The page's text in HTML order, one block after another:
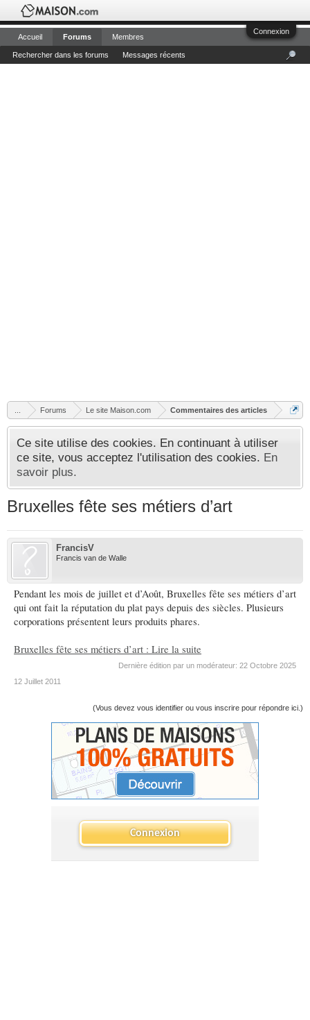
Connexion
Forums Le site Maison.com Commentaires des articles
Ce site utilise des cookies. En continuant à utiliser
ce site, vous acceptez l'utilisation des cookies. En
savoir plus.
Bruxelles fête ses métiers d’art
FrancisV
Francis van de Walle
Pendant les mois de juillet et d’Août, Bruxelles fête ses métiers d’art
qui ont fait la réputation du plat pays depuis des siècles. Plusieurs
corporations présentent leurs produits phares.
Bruxelles fête ses métiers d’art : Lire la suite
Dernière édition par un modérateur: 22 Octobre 2025
12 Juillet 2011
(Vous devez vous identifier ou vous inscrire pour répondre ici.)
Connexion
Accueil Forums
Rechercher dans les forums Messages récents
Membres